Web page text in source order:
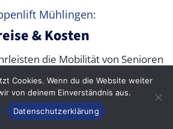
Mühlingen:
& Kosten
die Mobilität von Senioren
Menschen jeden
vier Wänden sowie in
Aberwas kostet ein
? Wir verraten Ihnen die
Konfigurator
Cookies. Wenn du die Website weiter
von deinem Einverständnis aus.
Datenschutzerklärung